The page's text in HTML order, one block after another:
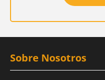
Sobre Nosotros